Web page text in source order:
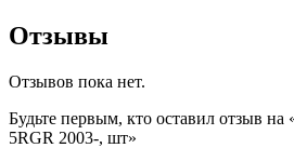
RUNNER
5RGR
шт
Отзывы
Отзывов пока нет.
Будьте первым, кто оставил отзыв
5RGR 2003-, шт»